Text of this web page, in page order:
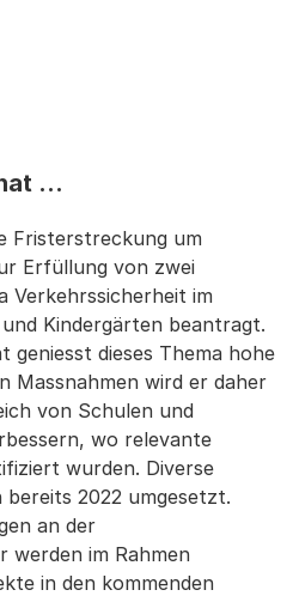
…
Fristerstreckung um
Erfüllung von zwei
Verkehrssicherheit im
Kindergärten beantragt.
geniesst dieses Thema hohe
Massnahmen wird er daher
von Schulen und
wo relevante
wurden. Diverse
bereits 2022 umgesetzt.
an der
im Rahmen
in den kommenden